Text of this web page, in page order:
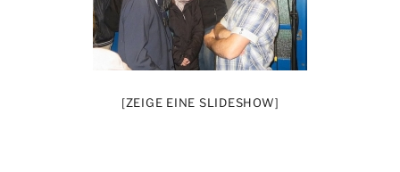
[ZEIGE EINE SLIDESHOW]